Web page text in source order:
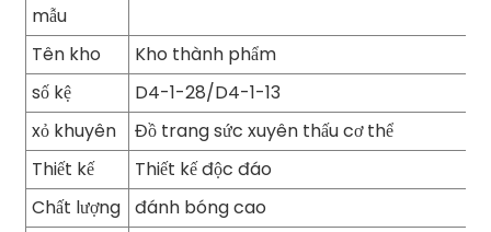
mẫu
Tên kho
Kho thành phẩm
số kệ
D4-1-28/D4-1-13
xỏ khuyên
Đồ trang sức xuyên thấu cơ thể
Thiết kế
Thiết kế độc đáo
Chất lượng đánh bóng cao